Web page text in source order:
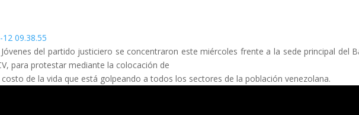
Jóvenes del partido justiciero se concentraron este miércoles frente a la sede principal del
para protestar mediante la colocación de
de la vida que está golpeando a todos los sectores de la población venezolana.